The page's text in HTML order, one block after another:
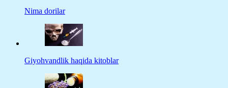
Nima dorilar
Giyohvandlik haqida kitoblar